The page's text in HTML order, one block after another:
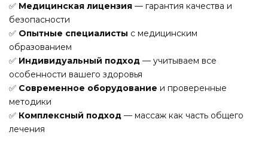
✅ Медицинская лицензия — гарантия качества и
безопасности
✅ Опытные специалисты с медицинским
образованием
✅ Индивидуальный подход — учитываем все
особенности вашего здоровья
✅ Современное оборудование и проверенные
методики
✅ Комплексный подход — массаж как часть общего
лечения